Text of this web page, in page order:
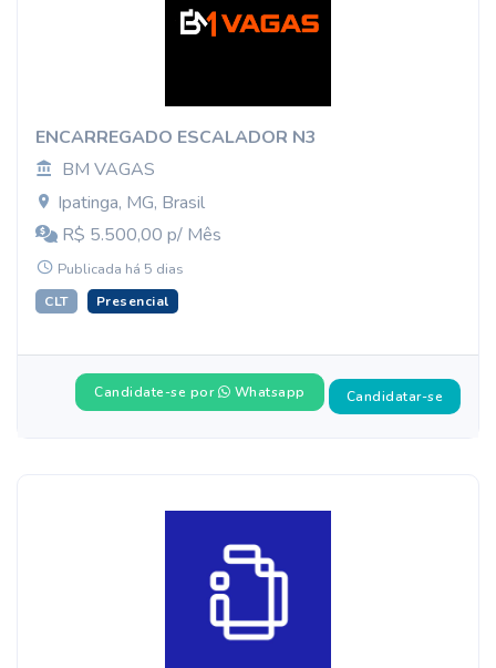
ENCARREGADO ESCALADOR N3
BM VAGAS
Ipatinga, MG, Brasil
R$ 5.500,00 p/ Mês
Publicada há 5 dias
CLT Presencial
Candidate-se por Whatsapp Candidatar-se